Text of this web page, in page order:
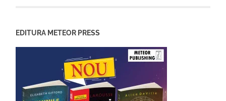
EDITURA METEOR PRESS